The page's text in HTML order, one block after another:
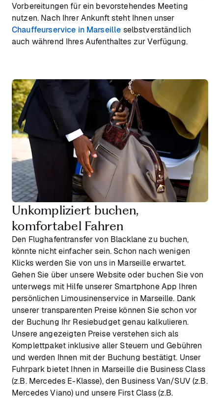
Vorbereitungen für ein bevorstehendes Meeting
nutzen. Nach Ihrer Ankunft steht Ihnen unser
Chauffeurservice in Marseille selbstverständlich
auch während Ihres Aufenthaltes zur Verfügung.
Unkompliziert buchen,
komfortabel Fahren
Den Flughafentransfer von Blacklane zu buchen,
könnte nicht einfacher sein. Schon nach wenigen
Klicks werden Sie von uns in Marseille erwartet.
Gehen Sie über unsere Website oder buchen Sie von
unterwegs mit Hilfe unserer Smartphone App Ihren
persönlichen Limousinenservice in Marseille. Dank
unserer transparenten Preise können Sie schon vor
der Buchung Ihr Resiebudget genau kalkulieren.
Unsere angezeigten Preise verstehen sich als
Komplettpaket inklusive aller Steuern und Gebühren
und werden Ihnen mit der Buchung bestätigt. Unser
Fuhrpark bietet Ihnen in Marseille die Business Class
(z.B. Mercedes E-Klasse), den Business Van/SUV (z.B.
Mercedes Viano) und unsere First Class (z.B.